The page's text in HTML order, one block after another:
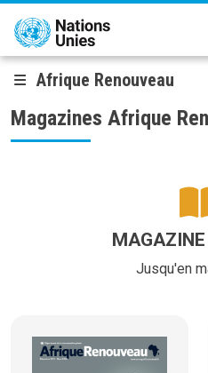
Aller au contenu principal
Afrique Renouveau
Magazines Afrique
Jusqu'en